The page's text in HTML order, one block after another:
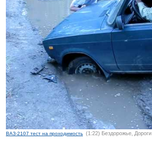
ВАЗ-2107 тест на проходимость (1:22) Бездорожье, Дороги